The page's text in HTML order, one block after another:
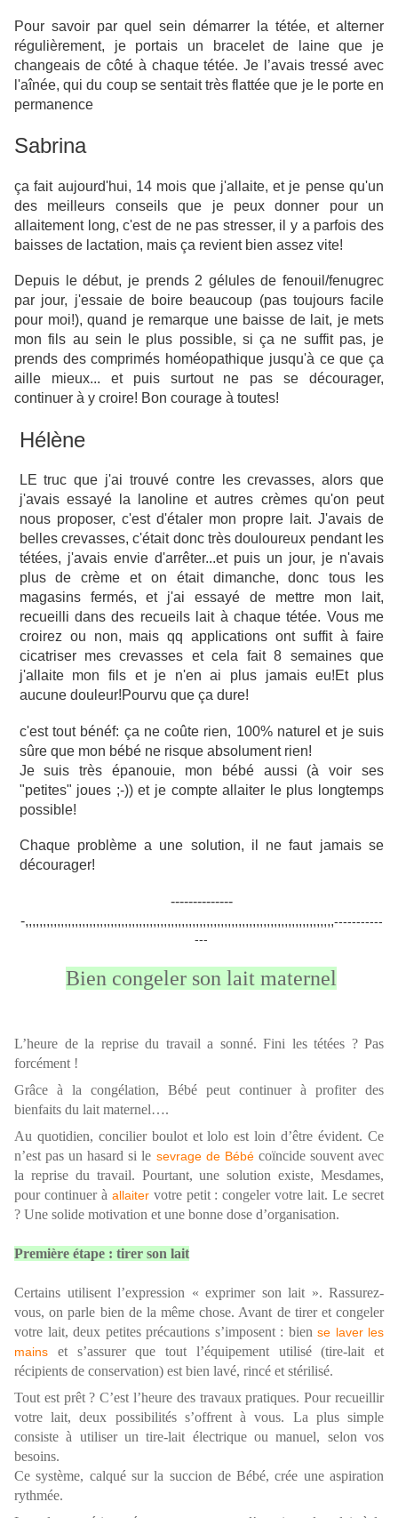
Pour savoir par quel sein démarrer la tétée, et alterner
régulièrement, je portais un bracelet de laine que je
changeais de côté à chaque tétée. Je l’avais tressé avec
l'aînée, qui du coup se sentait très flattée que je le porte en
permanence
Sabrina
ça fait aujourd'hui, 14 mois que j'allaite, et je pense qu'un
des meilleurs conseils que je peux donner pour un
allaitement long, c'est de ne pas stresser, il y a parfois des
baisses de lactation, mais ça revient bien assez vite!
Depuis le début, je prends 2 gélules de fenouil/fenugrec
par jour, j'essaie de boire beaucoup (pas toujours facile
pour moi!), quand je remarque une baisse de lait, je mets
mon fils au sein le plus possible, si ça ne suffit pas, je
prends des comprimés homéopathique jusqu'à ce que ça
aille mieux... et puis surtout ne pas se décourager,
continuer à y croire! Bon courage à toutes!
Hélène
LE truc que j'ai trouvé contre les crevasses, alors que
j'avais essayé la lanoline et autres crèmes qu'on peut
nous proposer, c'est d'étaler mon propre lait. J'avais de
belles crevasses, c'était donc très douloureux pendant les
tétées, j'avais envie d'arrêter...et puis un jour, je n'avais
plus de crème et on était dimanche, donc tous les
magasins fermés, et j'ai essayé de mettre mon lait,
recueilli dans des recueils lait à chaque tétée. Vous me
croirez ou non, mais qq applications ont suffit à faire
cicatriser mes crevasses et cela fait 8 semaines que
j'allaite mon fils et je n'en ai plus jamais eu!Et plus
aucune douleur!Pourvu que ça dure!
c'est tout bénéf: ça ne coûte rien, 100% naturel et je suis
sûre que mon bébé ne risque absolument rien!
Je suis très épanouie, mon bébé aussi (à voir ses
"petites" joues ;-)) et je compte allaiter le plus longtemps
possible!
Chaque problème a une solution, il ne faut jamais se
décourager!
--------------
-,,,,,,,,,,,,,,,,,,,,,,,,,,,,,,,,,,,,,,,,,,,,,,,,,,,,,,,,,,,,,,,,,,,,,,,,,,,,,,,,,,,,,,,-----------
---
Bien congeler son lait maternel
L’heure de la reprise du travail a sonné. Fini les tétées ? Pas
forcément !
Grâce à la congélation, Bébé peut continuer à profiter des
bienfaits du lait maternel….
Au quotidien, concilier boulot et lolo est loin d’être évident. Ce
n’est pas un hasard si le sevrage de Bébé coïncide souvent avec
la reprise du travail. Pourtant, une solution existe, Mesdames,
pour continuer à allaiter votre petit : congeler votre lait. Le secret
? Une solide motivation et une bonne dose d’organisation.
Première étape : tirer son lait
Certains utilisent l’expression « exprimer son lait ». Rassurez-
vous, on parle bien de la même chose. Avant de tirer et congeler
votre lait, deux petites précautions s’imposent : bien se laver les
mains
et s’assurer que tout l’équipement utilisé (tire-lait et
récipients de conservation) est bien lavé, rincé et stérilisé.
Tout est prêt ? C’est l’heure des travaux pratiques. Pour recueillir
votre lait, deux possibilités s’offrent à vous. La plus simple
consiste à utiliser un tire-lait électrique ou manuel, selon vos
besoins.
Ce système, calqué sur la succion de Bébé, crée une aspiration
rythmée.